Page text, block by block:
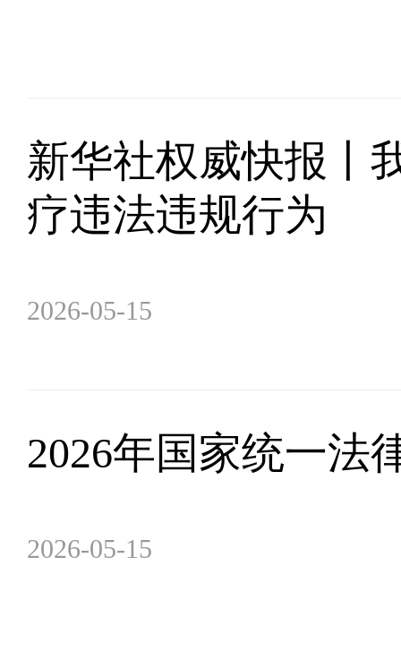
新华社权威快报丨
疗违法违规行为
2026-05-15
2026年国家统一法
2026-05-15